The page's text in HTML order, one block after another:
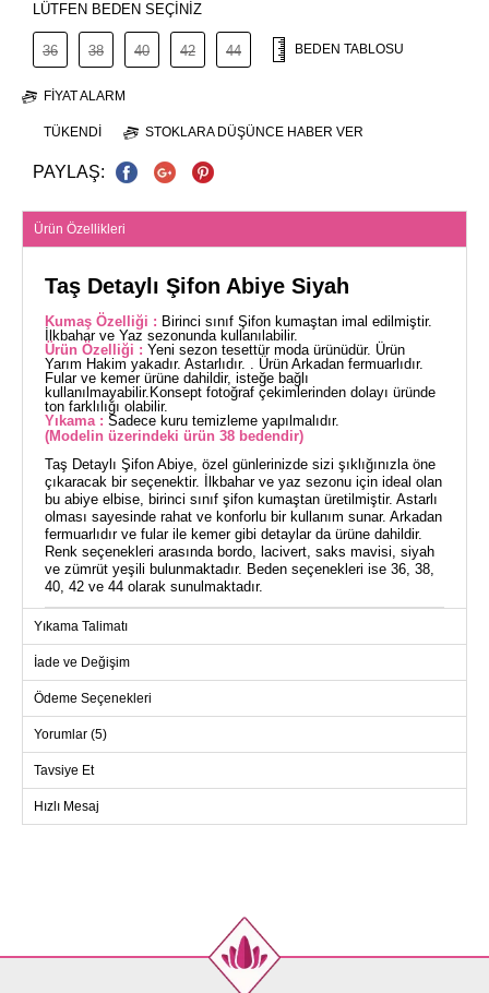
LÜTFEN BEDEN SEÇİNİZ
36 38 40 42 44 BEDEN TABLOSU
FIYAT ALARM
TÜKENDI STOKLARA DÜŞÜNCE HABER VER
PAYLAŞ:
Ürün Özellikleri
Taş Detaylı Şifon Abiye Siyah
Kumaş Özelliği : Birinci sınıf Şifon kumaştan imal edilmiştir.
İlkbahar ve Yaz sezonunda kullanılabilir.
Ürün Özelliği : Yeni sezon tesettür moda ürünüdür. Ürün
Yarım Hakim yakadır. Astarlıdır. . Ürün Arkadan fermuarlıdır.
Fular ve kemer ürüne dahildir, isteğe bağlı
kullanılmayabilir.Konsept fotoğraf çekimlerinden dolayı üründe
ton farklılığı olabilir.
Yıkama : Sadece kuru temizleme yapılmalıdır.
(Modelin üzerindeki ürün 38 bedendir)
Taş Detaylı Şifon Abiye, özel günlerinizde sizi şıklığınızla öne
çıkaracak bir seçenektir. İlkbahar ve yaz sezonu için ideal olan
bu abiye elbise, birinci sınıf şifon kumaştan üretilmiştir. Astarlı
olması sayesinde rahat ve konforlu bir kullanım sunar. Arkadan
fermuarlıdır ve fular ile kemer gibi detaylar da ürüne dahildir.
Renk seçenekleri arasında bordo, lacivert, saks mavisi, siyah
ve zümrüt yeşili bulunmaktadır. Beden seçenekleri ise 36, 38,
40, 42 ve 44 olarak sunulmaktadır.
BEDEN
36
38
40
Yıkama Talimatı
İade ve Değişim
Ödeme Seçenekleri
Yorumlar (5)
Tavsiye Et
Hızlı Mesaj